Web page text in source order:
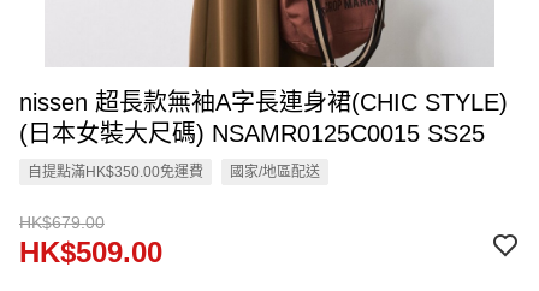
nissen 超長款無袖A字長連身裙(CHIC STYLE)
(日本女裝大尺碼) NSAMR0125C0015 SS25
自提點滿HK$350.00免運費 國家/地區配送
HK$679.00
HK$509.00